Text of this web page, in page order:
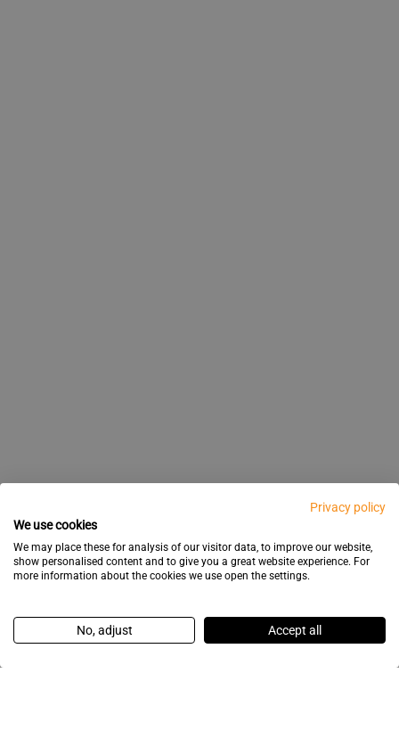
Privacy policy
We use cookies
We may place these for analysis of our visitor data, to improve our website,
show personalised content and to give you a great website experience. For
more information about the cookies we use open the settings.
No, adjust Accept all